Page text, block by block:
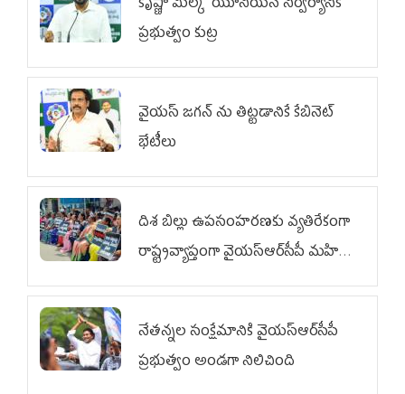
ప్రభుత్వం కుట్ర
వైయ‌స్ జగన్‌ ను తిట్టడానికే కేబినెట్‌
భేటీలు
దిశ బిల్లు ఉపసంహరణకు వ్యతిరేకంగా
రాష్ట్రవ్యాప్తంగా వైయ‌స్ఆర్‌సీపీ మహిళా
విభాగం ఆందోళనలు
నేతన్నల సంక్షేమానికి వైయ‌స్ఆర్‌సీపీ
ప్రభుత్వం అండగా నిలిచింది